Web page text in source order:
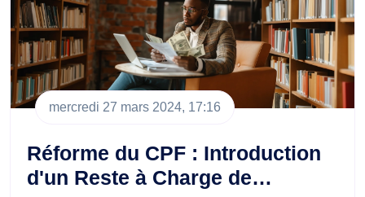
mercredi 27 mars 2024, 17:16
Réforme du CPF : Introduction
d'un Reste à Charge de…